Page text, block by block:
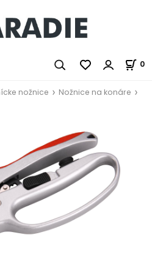
0
nožnice Nožnice na konáre